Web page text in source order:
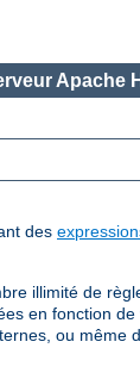
Apache
des
illimité de
en fonction
ou même